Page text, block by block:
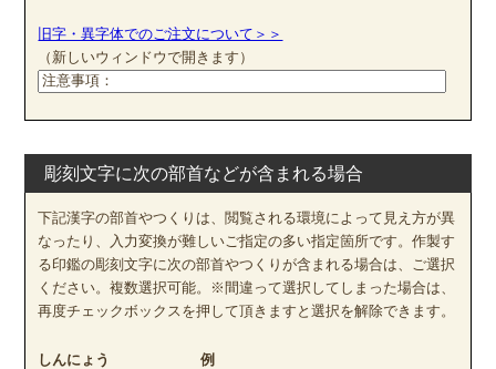
旧字・異字体でのご注文について＞＞
（新しいウィンドウで開きます）
彫刻文字に次の部首などが含まれる場合
下記漢字の部首やつくりは、閲覧される環境によって見え方が異
なったり、入力変換が難しいご指定の多い指定箇所です。作製す
る印鑑の彫刻文字に次の部首やつくりが含まれる場合は、ご選択
ください。複数選択可能。※間違って選択してしまった場合は、
再度チェックボックスを押して頂きますと選択を解除できます。
しんにょう 例